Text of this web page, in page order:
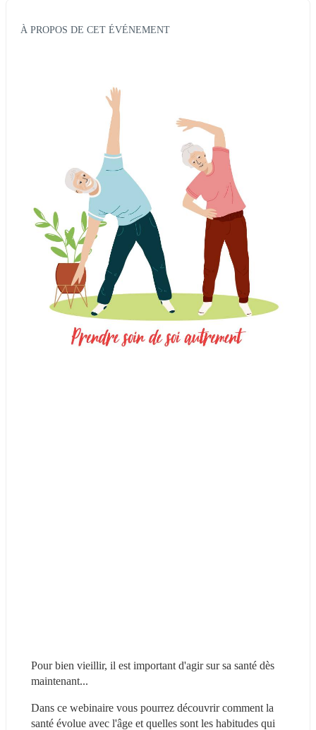
À PROPOS DE CET ÉVÉNEMENT
Pour bien vieillir, il est important d'agir sur sa santé dès
maintenant...
Dans ce webinaire vous pourrez découvrir comment la
santé évolue avec l'âge et quelles sont les habitudes qui